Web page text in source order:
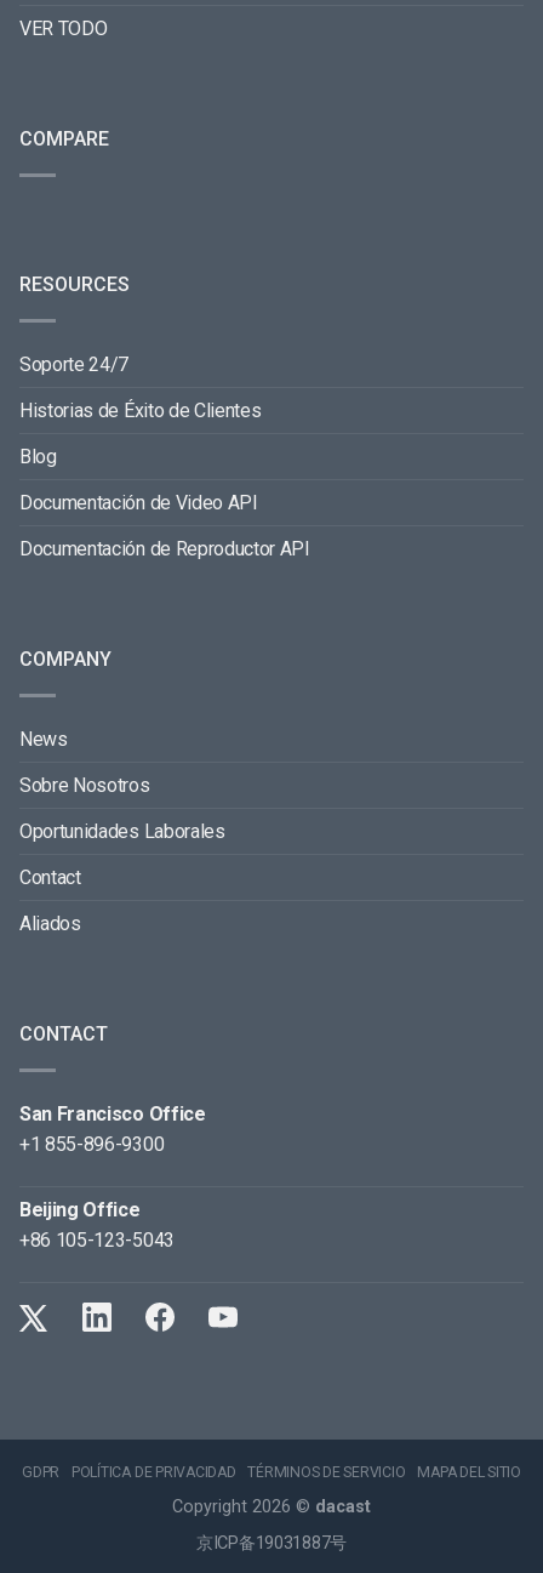
VER TODO
COMPARE
RESOURCES
Soporte 24/7
Historias de Éxito de Clientes
Blog
Documentación de Video API
Documentación de Reproductor API
COMPANY
News
Sobre Nosotros
Oportunidades Laborales
Contact
Aliados
CONTACT
San Francisco Office
+1 855-896-9300
Beijing Office
+86 105-123-5043
GDPR POLÍTICA DE PRIVACIDAD TÉRMINOS DE SERVICIO MAPA DEL SITIO
Copyright 2026 © dacast
京ICP备19031887号